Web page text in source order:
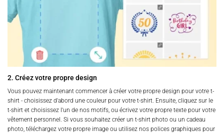
2. Créez votre propre design
Vous pouvez maintenant commencer à créer votre propre design pour votre t-
shirt - choisissez d'abord une couleur pour votre t-shirt. Ensuite, cliquez sur le
t-shirt et choisissez l'un de nos motifs, ou écrivez votre propre texte pour votre
vêtement personnel. Si vous souhaitez créer un t-shirt photo ou un cadeau
photo, téléchargez votre propre image ou utilisez nos polices graphiques pour